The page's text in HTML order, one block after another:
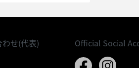
せ(代表)
Official Social